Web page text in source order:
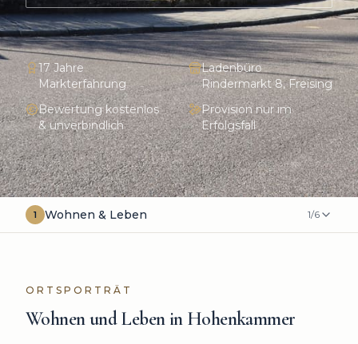
17 Jahre
Markterfahrung
Ladenbüro
Rindermarkt 8, Freising
Bewertung kostenlos
& unverbindlich
Provision nur im
Erfolgsfall
1 Wohnen & Leben 1/6
ORTSPORTRÄT
Wohnen und Leben in Hohenkammer